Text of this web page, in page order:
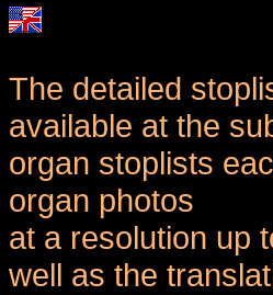
The detailed
available at the
organ stoplists
organ photos
at a resolution up
well as the